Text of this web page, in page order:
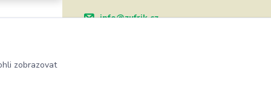
info@zufrik.cz
zobrazovat